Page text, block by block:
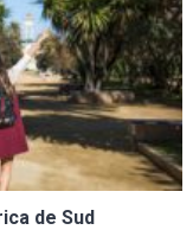
de Sud